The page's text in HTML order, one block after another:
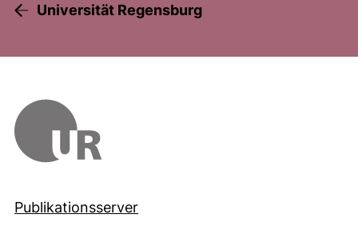
Universität Regensburg
Publikationsserver